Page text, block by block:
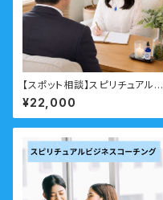
【スポット相談】スピリチュアル相
談 ビジネス向け
¥22,000